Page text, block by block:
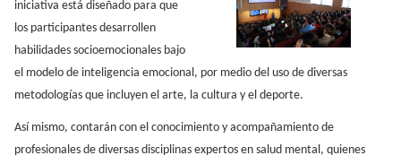
iniciativa está diseñado para que
los participantes desarrollen
habilidades socioemocionales bajo
el modelo de inteligencia emocional, por medio del uso de diversas
metodologías que incluyen el arte, la cultura y el deporte.
Así mismo, contarán con el conocimiento y acompañamiento de
profesionales de diversas disciplinas expertos en salud mental, quienes